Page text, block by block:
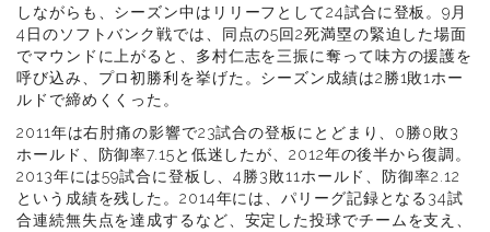
しながらも、シーズン中はリリーフとして24試合に登板。9月
4日のソフトバンク戦では、同点の5回2死満塁の緊迫した場面
でマウンドに上がると、多村仁志を三振に奪って味方の援護を
呼び込み、プロ初勝利を挙げた。シーズン成績は2勝1敗1ホー
ルドで締めくくった。
2011年は右肘痛の影響で23試合の登板にとどまり、0勝0敗3
ホールド、防御率7.15と低迷したが、2012年の後半から復調。
2013年には59試合に登板し、4勝3敗11ホールド、防御率2.12
という成績を残した。2014年には、パリーグ記録となる34試
合連続無失点を達成するなど、安定した投球でチームを支え、